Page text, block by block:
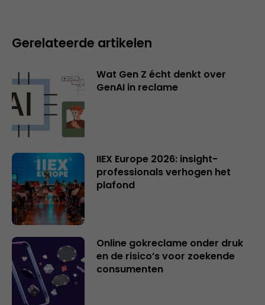
Gerelateerde artikelen
Wat Gen Z écht denkt over
GenAI in reclame
IIEX Europe 2026: insight-
professionals verhogen het
plafond
Online gokreclame onder druk
en de risico’s voor zoekende
consumenten